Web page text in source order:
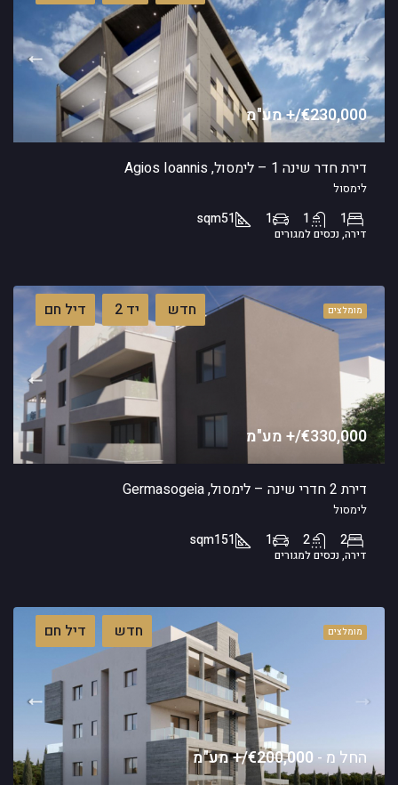
€230,000/+ מע"מ
דירת חדר שינה 1 – לימסול, Agios Ioannis
לימסול
1
1
1
51
sqm
דירה, נכסים למגורים
מומלצים חדש יד 2 דיל חם
€330,000/+ מע"מ
דירת 2 חדרי שינה – לימסול, Germasogeia
לימסול
2
2
1
151
sqm
דירה, נכסים למגורים
מומלצים חדש דיל חם
החל מ - €200,000/+ מע"מ